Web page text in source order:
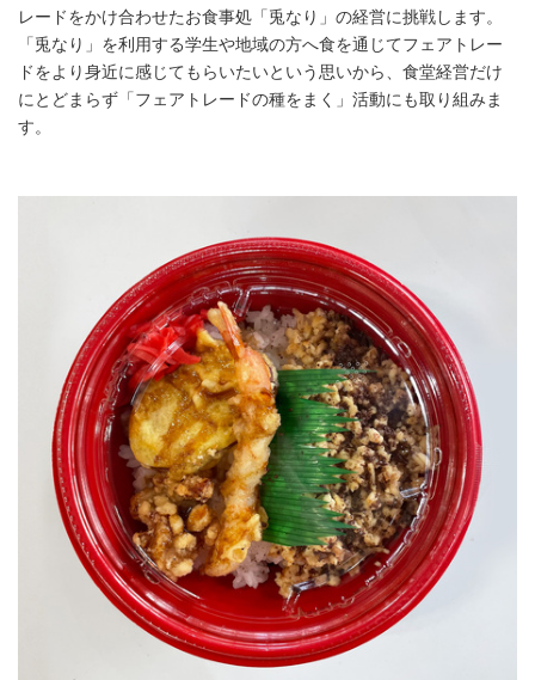
レードをかけ合わせたお食事処「兎なり」の経営に挑戦します。
「兎なり」を利用する学生や地域の方へ食を通じてフェアトレー
ドをより身近に感じてもらいたいという思いから、食堂経営だけ
にとどまらず「フェアトレードの種をまく」活動にも取り組みま
す。